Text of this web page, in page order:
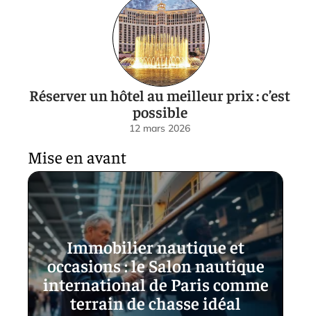
Réserver un hôtel au meilleur prix : c’est
possible
12 mars 2026
Mise en avant
Immobilier nautique et
occasions : le Salon nautique
international de Paris comme
terrain de chasse idéal